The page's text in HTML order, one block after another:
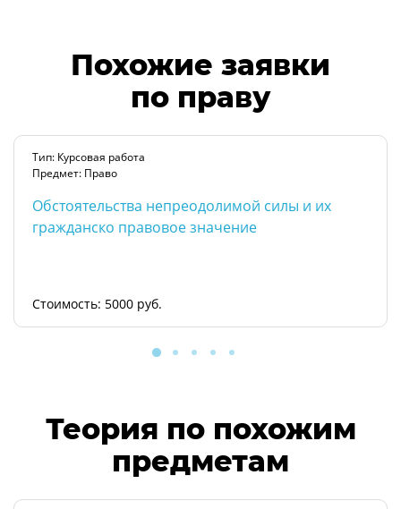
Похожие заявки
по праву
Тип: Курсовая работа
Предмет: Право
Обстоятельства непреодолимой силы и их
гражданско правовое значение
Стоимость: 5000 руб.
Теория по похожим
предметам